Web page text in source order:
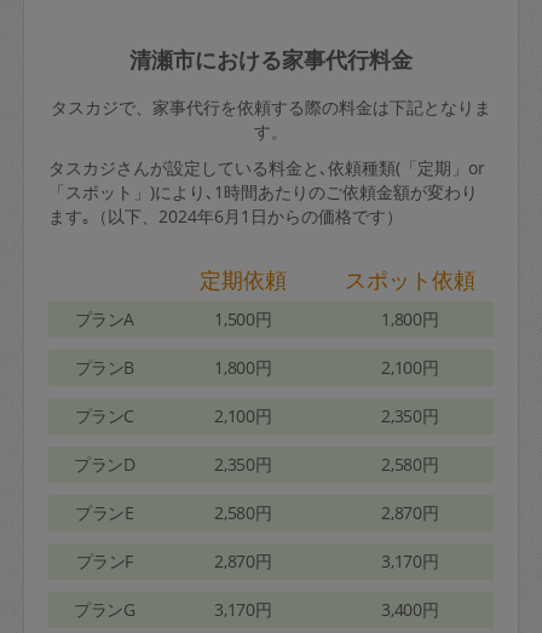
清瀬市における家事代行料金
タスカジで、家事代行を依頼する際の料金は下記となりま
す。
タスカジさんが設定している料金と､依頼種類(「定期」or
「スポット」)により､1時間あたりのご依頼金額が変わり
ます｡（以下、2024年6月1日からの価格です）
定期依頼 スポット依頼
プランA 1,500円 1,800円
プランB 1,800円 2,100円
プランC 2,100円 2,350円
プランD 2,350円 2,580円
プランE 2,580円 2,870円
プランF 2,870円 3,170円
プランG 3,170円 3,400円